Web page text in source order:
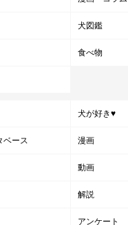
犬図鑑
食べ物
犬が好き♥
ベース 漫画
動画
解説
アンケート